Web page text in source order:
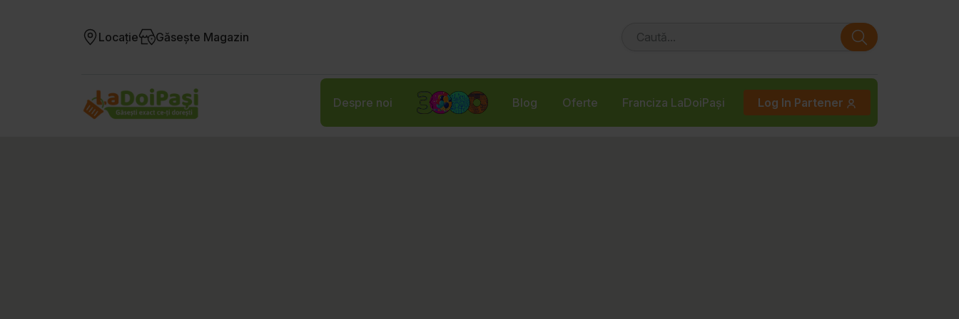
Locație Găsește Magazin
Despre noi Blog Oferte Franciza LaDoiPași Log In Partener